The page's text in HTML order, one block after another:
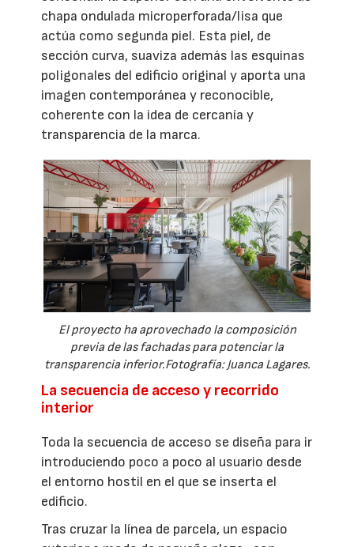
chapa ondulada microperforada/lisa que
actúa como segunda piel. Esta piel, de
sección curva, suaviza además las esquinas
poligonales del edificio original y aporta una
imagen contemporánea y reconocible,
coherente con la idea de cercanía y
transparencia de la marca.
El proyecto ha aprovechado la composición
previa de las fachadas para potenciar la
transparencia inferior.Fotografía: Juanca Lagares.
La secuencia de acceso y recorrido
interior
Toda la secuencia de acceso se diseña para ir
introduciendo poco a poco al usuario desde
el entorno hostil en el que se inserta el
edificio.
Tras cruzar la línea de parcela, un espacio